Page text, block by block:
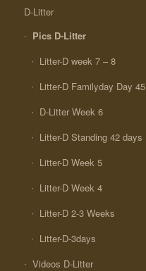
D-Litter
Pics D-Litter
Litter-D week 7 – 8
Litter-D Familyday Day 45
D-Litter Week 6
Litter-D Standing 42 days
Litter-D Week 5
Litter-D Week 4
Litter-D 2-3 Weeks
Litter-D-3days
Videos D-Litter